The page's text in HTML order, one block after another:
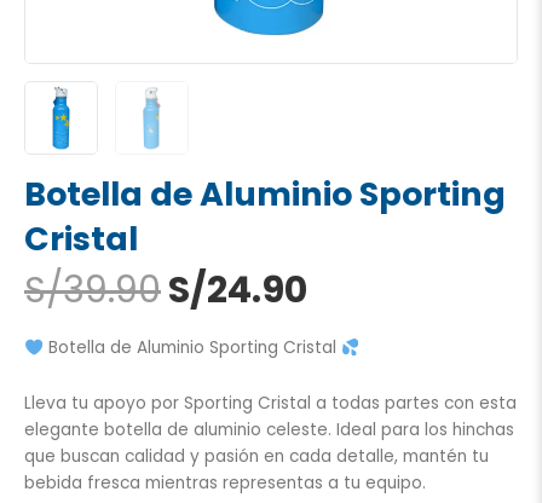
Botella de Aluminio Sporting
Cristal
S/39.90El
precio
original
era:
S/39.90.
S/24.90
actual
es:
S/24.90.
Botella de Aluminio Sporting Cristal
Lleva tu apoyo por Sporting Cristal a todas partes con esta
elegante botella de aluminio celeste. Ideal para los hinchas
que buscan calidad y pasión en cada detalle, mantén tu
bebida fresca mientras representas a tu equipo.